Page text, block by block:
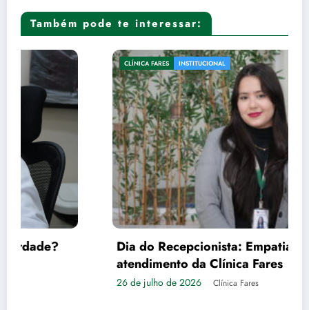
Também pode te interessar:
CLÍNICA FARES INSTITUCIONAL
Dia do Recepcionista: Empatia é a tônica no
atendimento da Clínica Fares
Clínica Fares